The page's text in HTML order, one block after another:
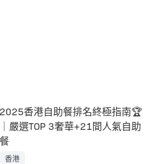
2025香港自助餐排名終極指南🏆
｜嚴選TOP 3奢華+21間人氣自助
餐
香港